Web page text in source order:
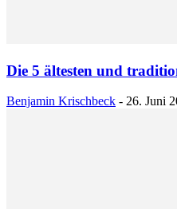
Die 5 ältesten und
Benjamin Krischbeck - 26. Juni